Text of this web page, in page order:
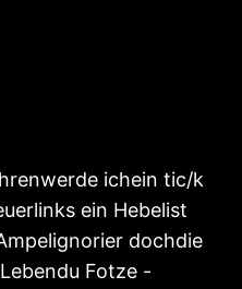
ichein tic/k
ein Hebelist
dochdie
Fotze -